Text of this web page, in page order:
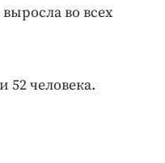
во всех
человека.